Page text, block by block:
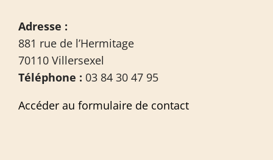
Adresse :
881 rue de l’Hermitage
70110 Villersexel
Téléphone : 03 84 30 47 95
Accéder au formulaire de contact